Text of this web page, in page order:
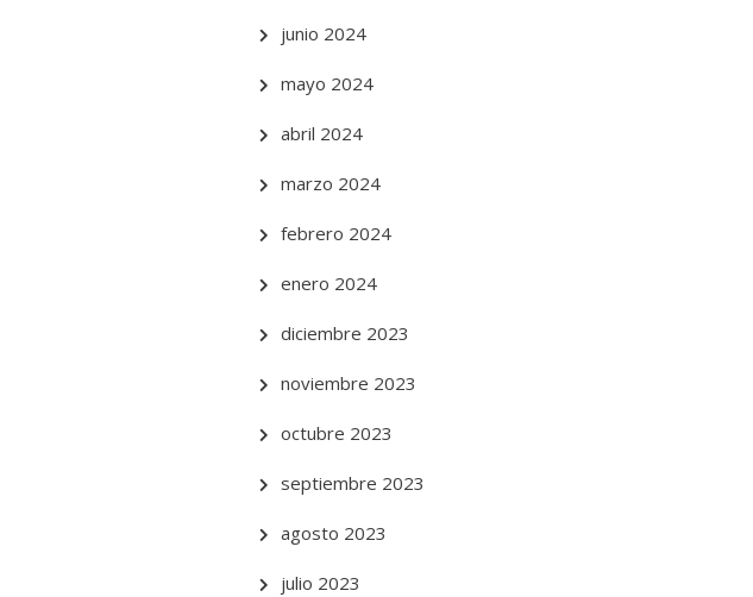
junio 2024
mayo 2024
abril 2024
marzo 2024
febrero 2024
enero 2024
diciembre 2023
noviembre 2023
octubre 2023
septiembre 2023
agosto 2023
julio 2023